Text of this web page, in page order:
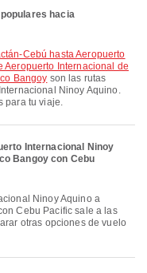
hacia
Aeropuerto Internacional de
Bangoy son las rutas
Ninoy Aquino.
para tu viaje.
Internacional Ninoy
Bangoy con Cebu
Cebu Pacific sale a las
otras opciones de vuelo